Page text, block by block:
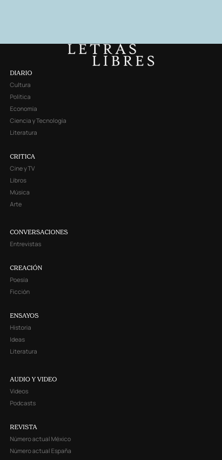
DIARIO
Cultura
Política
Economía
Ciencia y Tecnología
Literatura
CRITICA
Cine y TV
Libros
Música
Arte
CONVERSACIONES
Entrevistas
CREACIÓN
Poesía
Ficción
ENSAYOS
Historia
Ideas
Literatura
AUDIO Y VIDEO
Videos
Podcasts
REVISTA
Número actual México
Número actual España